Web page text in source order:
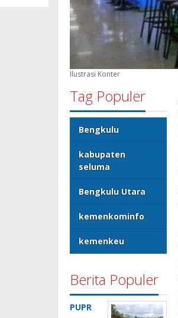
Ilustrasi Konter
Tag Populer
Bengkulu
kabupaten
seluma
Bengkulu Utara
kemenkominfo
kemenkeu
Berita Populer
PUPR